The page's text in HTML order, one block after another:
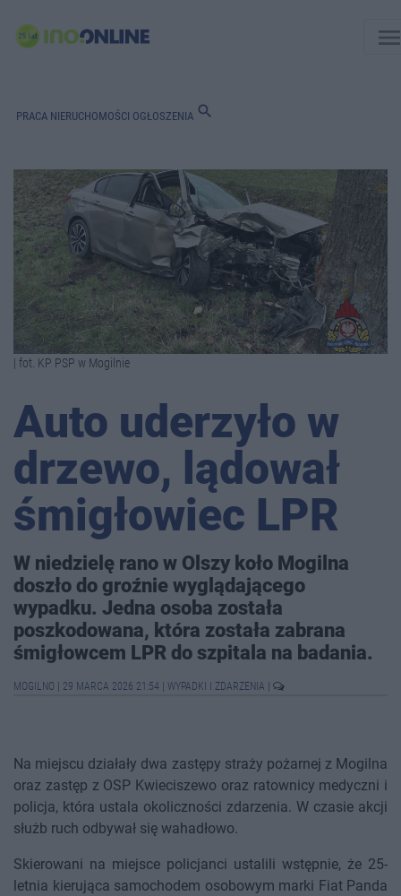
PRACA NIERUCHOMOŚCI OGŁOSZENIA search
| fot. KP PSP w Mogilnie
Auto uderzyło w
drzewo, lądował
śmigłowiec LPR
W niedzielę rano w Olszy koło Mogilna
doszło do groźnie wyglądającego
wypadku. Jedna osoba została
poszkodowana, która została zabrana
śmigłowcem LPR do szpitala na badania.
MOGILNO 29 MARCA 2026 21:54 WYPADKI I ZDARZENIA
Na miejscu działały dwa zastępy straży pożarnej z Mogilna
oraz zastęp z OSP Kwieciszewo oraz ratownicy medyczni i
policja, która ustala okoliczności zdarzenia. W czasie akcji
służb ruch odbywał się wahadłowo.
Skierowani na miejsce policjanci ustalili wstępnie, że 25-
letnia kierująca samochodem osobowym marki Fiat Panda